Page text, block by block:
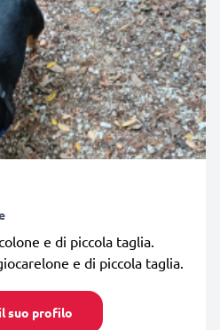
e di piccola taglia.
e di piccola taglia.
suo profilo